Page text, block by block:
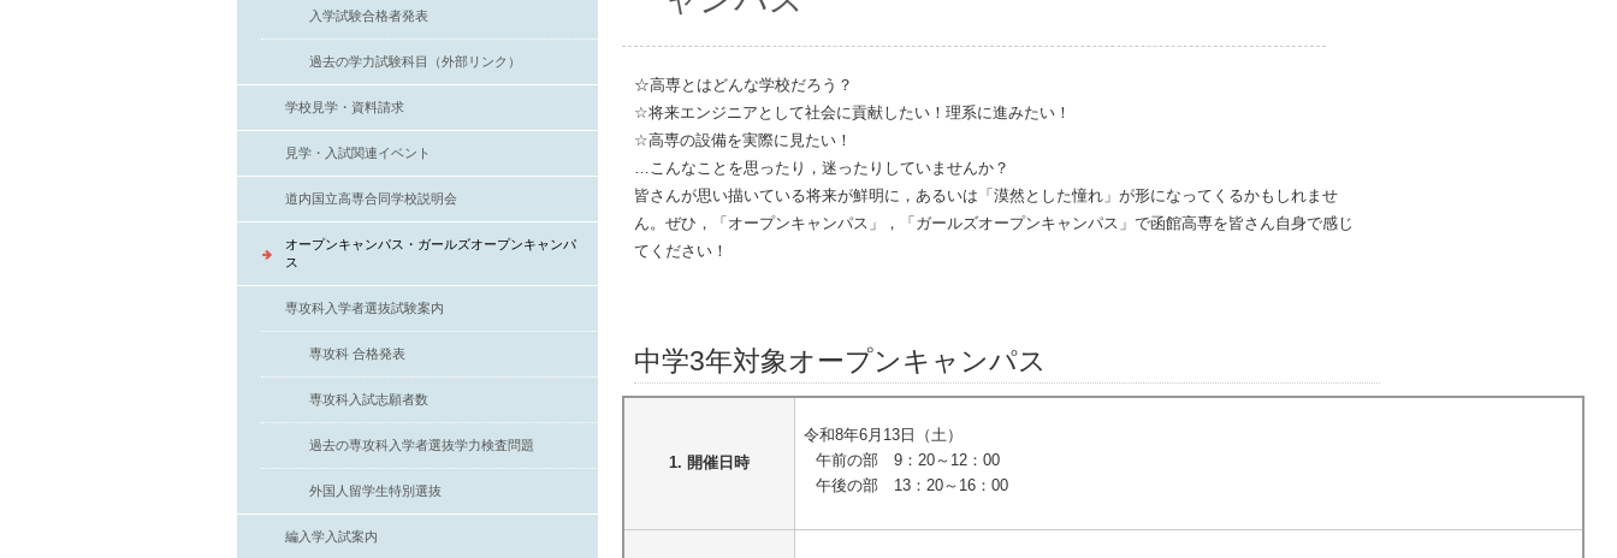
☆高専とはどんな学校だろう？
☆将来エンジニアとして社会に貢献したい！理系に進みたい！
☆高専の設備を実際に見たい！
…こんなことを思ったり，迷ったりしていませんか？
皆さんが思い描いている将来が鮮明に，あるいは「漠然とした憧れ」が形になってくるかもしれませ
ん。ぜひ，「オープンキャンパス」，「ガールズオープンキャンパス」で函館高専を皆さん自身で感じ
てください！
中学3年対象オープンキャンパス
1. 開催日時
令和8年6月13日（土）
午前の部 9：20～12：00
午後の部 13：20～16：00
入学試験合格者発表
過去の学力試験科目（外部リンク）
学校見学・資料請求
見学・入試関連イベント
道内国立高専合同学校説明会
オープンキャンパス・ガールズオープンキャンパ
ス
専攻科入学者選抜試験案内
専攻科 合格発表
専攻科入試志願者数
過去の専攻科入学者選抜学力検査問題
外国人留学生特別選抜
編入学入試案内